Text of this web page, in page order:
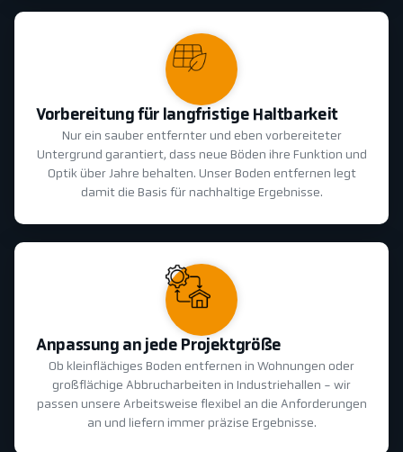
Vorbereitung für langfristige Haltbarkeit
Nur ein sauber entfernter und eben vorbereiteter
Untergrund garantiert, dass neue Böden ihre Funktion und
Optik über Jahre behalten. Unser Boden entfernen legt
damit die Basis für nachhaltige Ergebnisse.
Anpassung an jede Projektgröße
Ob kleinflächiges Boden entfernen in Wohnungen oder
großflächige Abbrucharbeiten in Industriehallen - wir
passen unsere Arbeitsweise flexibel an die Anforderungen
an und liefern immer präzise Ergebnisse.